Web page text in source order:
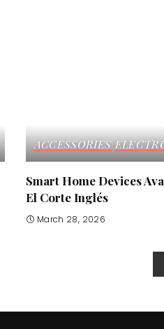
ACCESSORIES
Smart Home Devices
El Corte Inglés
March 28, 2026